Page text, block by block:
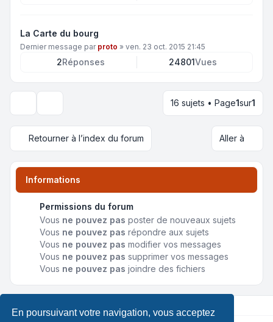
En poursuivant votre navigation, vous acceptez
La Carte du bourg
Dernier message par proto » ven. 23 oct. 2015 21:45
2Réponses 24801Vues
16 sujets • Page1sur1
Retourner à l’index du forum Aller à
Informations
Permissions du forum
Vous ne pouvez pas poster de nouveaux sujets
Vous ne pouvez pas répondre aux sujets
Vous ne pouvez pas modifier vos messages
Vous ne pouvez pas supprimer vos messages
Vous ne pouvez pas joindre des fichiers